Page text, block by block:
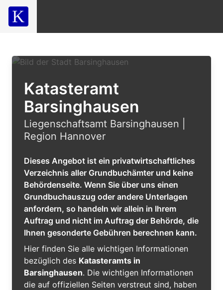
Katasteramt
Barsinghausen
Liegenschaftsamt Barsinghausen |
Region Hannover
Dieses Angebot ist ein privatwirtschaftliches
Verzeichnis aller Grundbuchämter und keine
Behördenseite. Wenn Sie über uns einen
Grundbuchauszug oder andere Unterlagen
anfordern, so handeln wir allein in Ihrem
Auftrag und nicht im Auftrag der Behörde, die
Ihnen gesonderte Gebühren berechnen kann.
Hier finden Sie alle wichtigen Informationen
bezüglich des Katasteramts in
Barsinghausen. Die wichtigen Informationen
die auf offiziellen Seiten verstreut sind, haben